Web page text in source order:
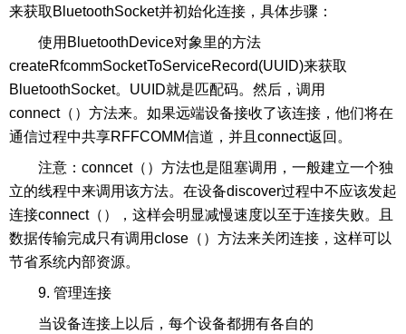
来获取BluetoothSocket并初始化连接，具体步骤：
使用BluetoothDevice对象里的方法
createRfcommSocketToServiceRecord(UUID)来获取
BluetoothSocket。UUID就是匹配码。然后，调用
connect（）方法来。如果远端设备接收了该连接，他们将在
通信过程中共享RFFCOMM信道，并且connect返回。
注意：conncet（）方法也是阻塞调用，一般建立一个独
立的线程中来调用该方法。在设备discover过程中不应该发起
连接connect（），这样会明显减慢速度以至于连接失败。且
数据传输完成只有调用close（）方法来关闭连接，这样可以
节省系统内部资源。
9. 管理连接
当设备连接上以后，每个设备都拥有各自的